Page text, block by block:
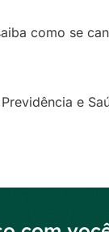
como se
e